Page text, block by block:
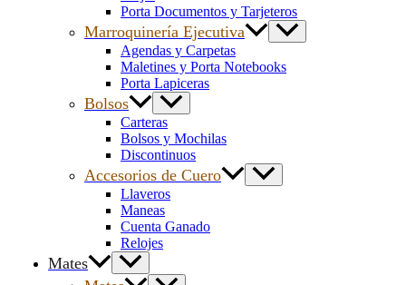
Porta Documentos y Tarjeteros
Marroquinería Ejecutiva
Agendas y Carpetas
Maletines y Porta Notebooks
Porta Lapiceras
Bolsos
Carteras
Bolsos y Mochilas
Discontinuos
Accesorios de Cuero
Llaveros
Maneas
Cuenta Ganado
Relojes
Mates